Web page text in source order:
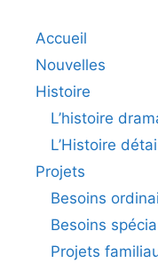
Accueil
Nouvelles
Histoire
L’histoire
L’Histoire
Projets
Besoins
Besoins
Projets